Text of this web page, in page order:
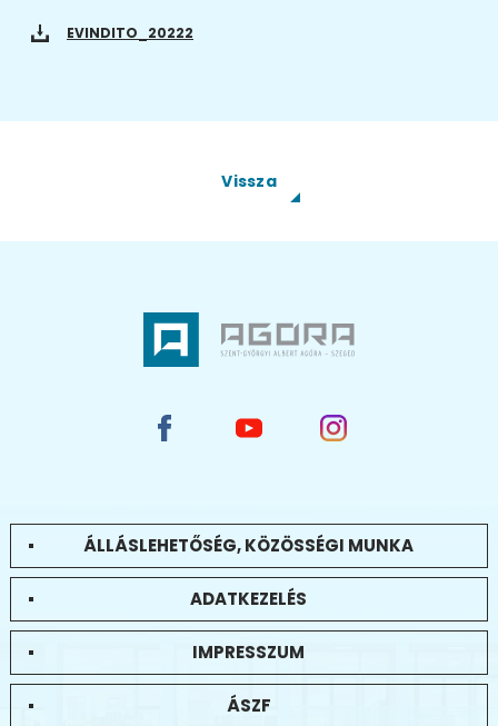
EVINDITO_20222
Vissza
ÁLLÁSLEHETŐSÉG, KÖZÖSSÉGI MUNKA
ADATKEZELÉS
IMPRESSZUM
ÁSZF